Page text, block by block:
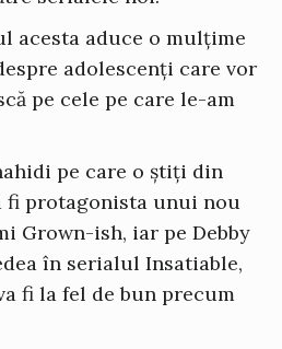
acesta aduce o mulțime
adolescenți care vor
pe cele pe care le-am
pe care o știți din
fi protagonista unui nou
Grown-ish, iar pe Debby
în serialul Insatiable,
fi la fel de bun precum